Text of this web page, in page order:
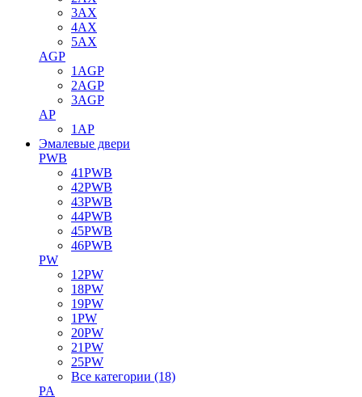
3AX
4AX
5AX
AGP
1AGP
2AGP
3AGP
AP
1AP
Эмалевые двери
PWB
41PWB
42PWB
43PWB
44PWB
45PWB
46PWB
PW
12PW
18PW
19PW
1PW
20PW
21PW
25PW
Все категории (18)
PA